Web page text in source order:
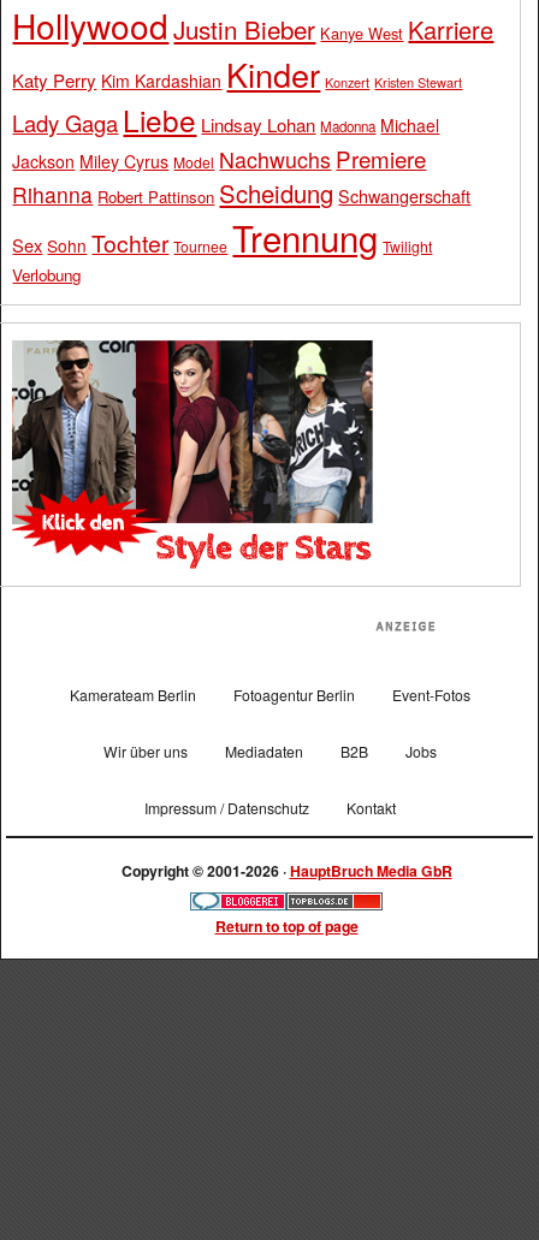
Hollywood Justin Bieber Kanye West Karriere
Katy Perry Kim Kardashian Kinder Konzert Kristen Stewart
Lady Gaga Liebe Lindsay Lohan Madonna Michael
Jackson Miley Cyrus Model Nachwuchs Premiere
Rihanna Robert Pattinson Scheidung Schwangerschaft
Sex Sohn Tochter Tournee Trennung Twilight
Verlobung
Kamerateam Berlin Fotoagentur Berlin Event-Fotos
Wir über uns Mediadaten B2B Jobs
Impressum / Datenschutz Kontakt
Copyright © 2001-2026 ·HauptBruch Media GbR
Return to top of page